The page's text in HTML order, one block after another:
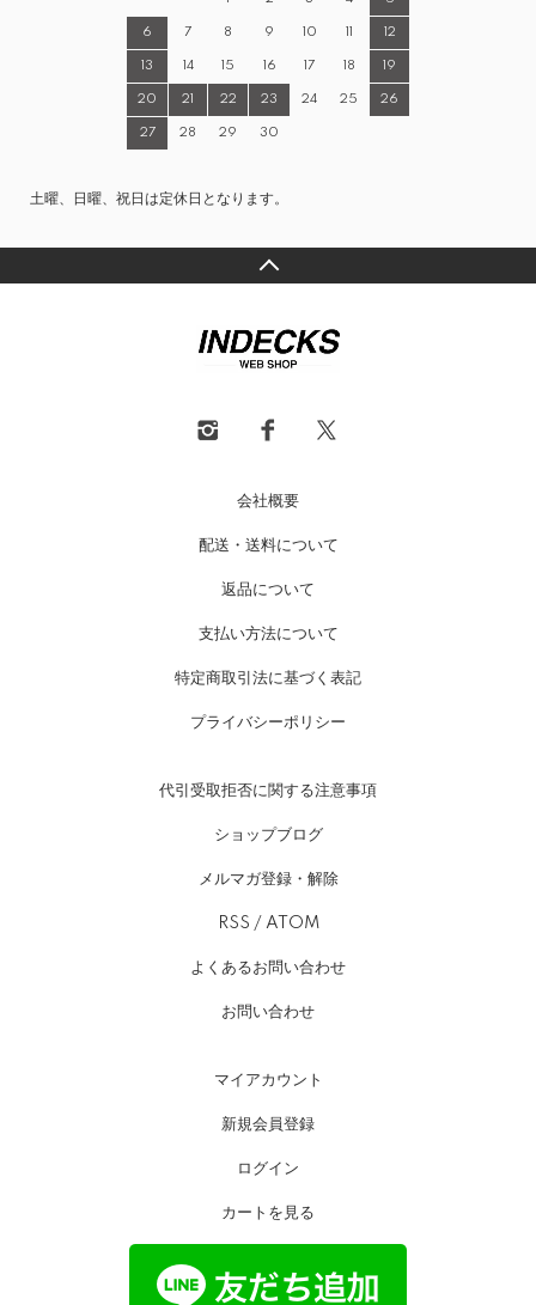
6 7 8 9 10 11 12
13 14 15 16 17 18 19
20 21 22 23 24 25 26
27 28 29 30
土曜、日曜、祝日は定休日となります。
会社概要
配送・送料について
返品について
支払い方法について
特定商取引法に基づく表記
プライバシーポリシー
代引受取拒否に関する注意事項
ショップブログ
メルマガ登録・解除
RSS / ATOM
よくあるお問い合わせ
お問い合わせ
マイアカウント
新規会員登録
ログイン
カートを見る